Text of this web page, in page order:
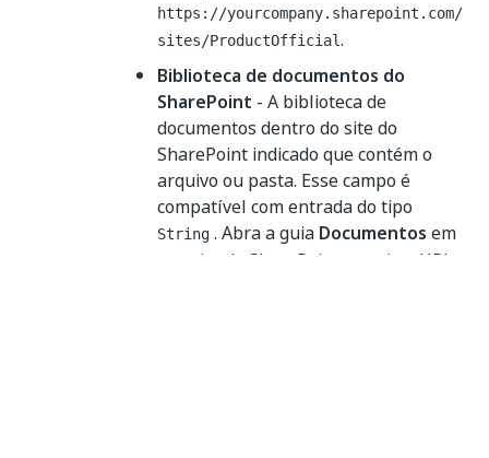
https://yourcompany.sharepoint.com/
sites/ProductOfficial.
Biblioteca de documentos do
SharePoint - A biblioteca de
documentos dentro do site do
SharePoint indicado que contém o
arquivo ou pasta. Esse campo é
compatível com entrada do tipo
String . Abra a guia Documentos em
seu site do SharePoint e copie o URL,